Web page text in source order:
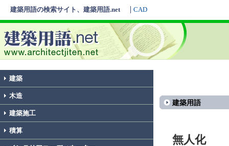
建築用語の検索サイト、建築用語.net CAD
建築
木造
建築施工
積算
建築用語
無人化